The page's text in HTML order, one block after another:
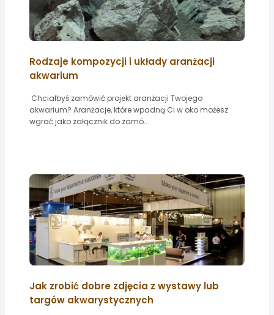
Rodzaje kompozycji i układy aranżacji
akwarium
Chciałbyś zamówić projekt aranżacji Twojego
akwarium? Aranżacje, które wpadną Ci w oko możesz
wgrać jako załącznik do zamó...
Jak zrobić dobre zdjęcia z wystawy lub
targów akwarystycznych